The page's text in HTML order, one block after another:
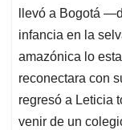
llevó a Bogotá
infancia en la
amazónica lo
reconectara con
regresó a Leticia
venir de un